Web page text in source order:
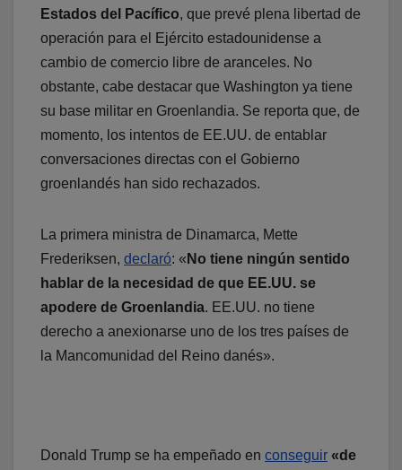
Estados del Pacífico, que prevé plena libertad de
operación para el Ejército estadounidense a
cambio de comercio libre de aranceles. No
obstante, cabe destacar que Washington ya tiene
su base militar en Groenlandia. Se reporta que, de
momento, los intentos de EE.UU. de entablar
conversaciones directas con el Gobierno
groenlandés han sido rechazados.
La primera ministra de Dinamarca, Mette
Frederiksen, declaró: « No tiene ningún sentido
hablar de la necesidad de que EE.UU. se
apodere de Groenlandia. EE.UU. no tiene
derecho a anexionarse uno de los tres países de
la Mancomunidad del Reino danés».
Donald Trump se ha empeñado en conseguir «de